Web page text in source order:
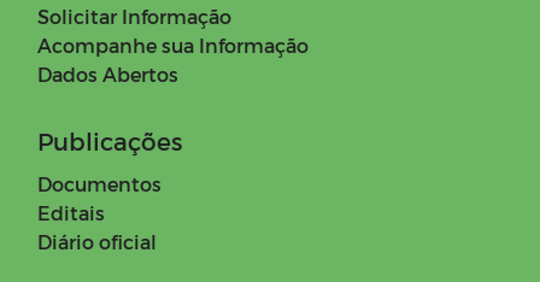
Solicitar Informação
Acompanhe sua Informação
Dados Abertos
Publicações
Documentos
Editais
Diário oficial